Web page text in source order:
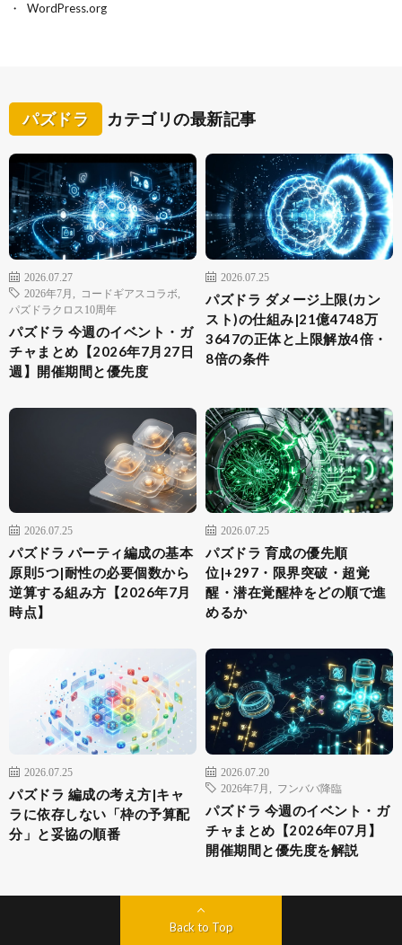
WordPress.org
パズドラ カテゴリの最新記事
2026.07.27
2026年7月
コードギアスコラボ
パズドラクロス10周年
パズドラ 今週のイベント・ガ
チャまとめ【2026年7月27日
週】開催期間と優先度
2026.07.25
パズドラ ダメージ上限(カン
スト)の仕組み|21億4748万
3647の正体と上限解放4倍・
8倍の条件
2026.07.25
パズドラ パーティ編成の基本
原則5つ|耐性の必要個数から
逆算する組み方【2026年7月
時点】
2026.07.25
パズドラ 育成の優先順
位|+297・限界突破・超覚
醒・潜在覚醒枠をどの順で進
めるか
2026.07.25
パズドラ 編成の考え方|キャ
ラに依存しない「枠の予算配
分」と妥協の順番
2026.07.20
2026年7月
フンババ降臨
パズドラ 今週のイベント・ガ
チャまとめ【2026年07月】
開催期間と優先度を解説
Back to Top